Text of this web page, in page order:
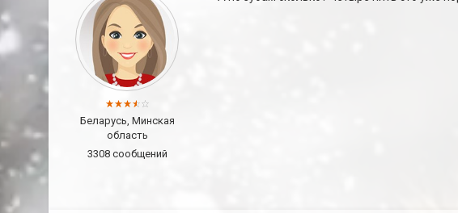
Беларусь, Минская
область
3308 сообщений